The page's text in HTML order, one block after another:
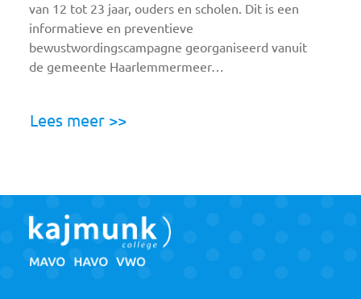
van 12 tot 23 jaar, ouders en scholen. Dit is een
informatieve en preventieve
bewustwordingscampagne georganiseerd vanuit
de gemeente Haarlemmermeer…
Lees meer >>